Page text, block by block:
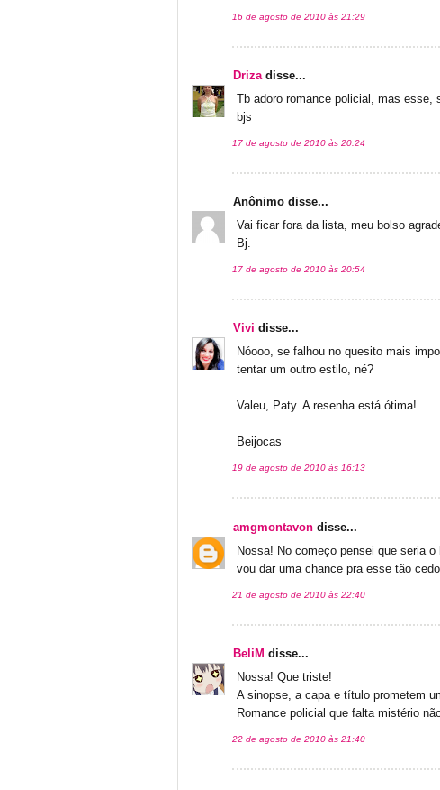
16 de agosto de 2010 às 21:29
Drizadisse...
Tb adoro romance policial, mas
bjs
17 de agosto de 2010 às 20:24
Anônimo disse...
Vai ficar fora da lista, meu bolso
Bj.
17 de agosto de 2010 às 20:54
Vivi disse...
Nóooo, se falhou no quesito mais
tentar um outro estilo, né?
Valeu, Paty. A resenha está ótima!
Beijocas
19 de agosto de 2010 às 16:13
amgmontavon disse...
Nossa! No começo pensei que seria
vou dar uma chance pra esse tão
21 de agosto de 2010 às 22:40
BeliM disse...
Nossa! Que triste!
A sinopse, a capa e título prometem
Romance policial que falta mistério
22 de agosto de 2010 às 21:40